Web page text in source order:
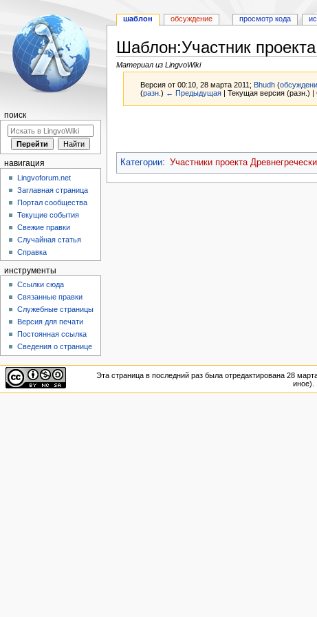
Шаблон:Участник
Материал из LingvoWiki
Версия от 00:10, 28 марта 2011; Bhudh (
(разн.) ← Предыдущая | Текущая версия
Категории: Участники проекта
шаблон обсуждение просмотр кода
поиск
навигация
Lingvoforum.net
Заглавная страница
Портал сообщества
Текущие события
Свежие правки
Случайная статья
Справка
инструменты
Ссылки сюда
Связанные правки
Служебные страницы
Версия для печати
Постоянная ссылка
Сведения о странице
Эта страница в последний раз была отредактирована 28
иное).